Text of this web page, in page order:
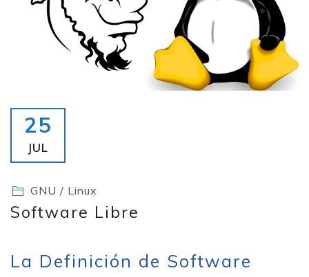
25
JUL
GNU / Linux
Software Libre
La Definición de Software